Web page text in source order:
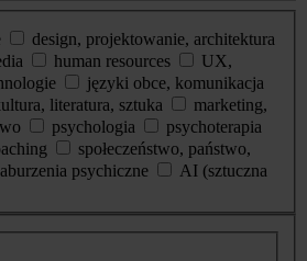
design, projektowanie, architektura
human resources
UX,
języki obce, komunikacja
literatura, sztuka
marketing,
psychologia
psychoterapia
społeczeństwo, państwo,
psychiczne
AI (sztuczna